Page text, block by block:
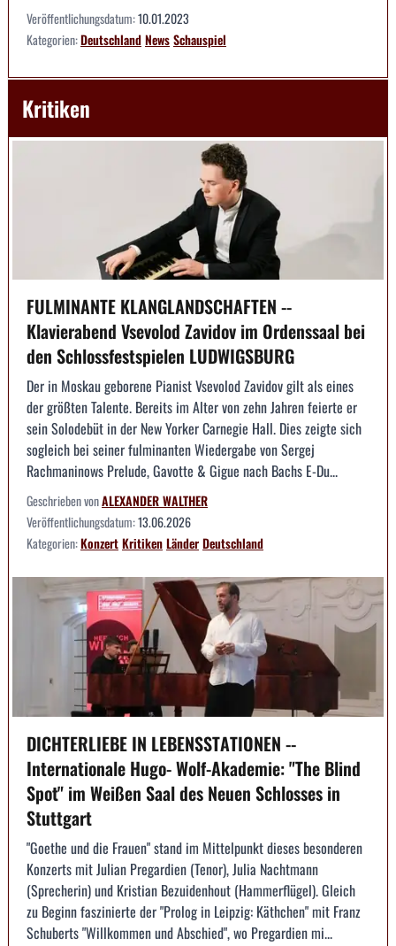
Veröffentlichungsdatum:10.01.2023
Kategorien:DeutschlandNewsSchauspiel
Kritiken
FULMINANTE KLANGLANDSCHAFTEN --
Klavierabend Vsevolod Zavidov im Ordenssaal bei
den Schlossfestspielen LUDWIGSBURG
Der in Moskau geborene Pianist Vsevolod Zavidov gilt als eines
der größten Talente. Bereits im Alter von zehn Jahren feierte er
sein Solodebüt in der New Yorker Carnegie Hall. Dies zeigte sich
sogleich bei seiner fulminanten Wiedergabe von Sergej
Rachmaninows Prelude, Gavotte & Gigue nach Bachs E-Du...
Geschrieben vonALEXANDER WALTHER
Veröffentlichungsdatum:13.06.2026
Kategorien:KonzertKritikenLänderDeutschland
DICHTERLIEBE IN LEBENSSTATIONEN --
Internationale Hugo- Wolf-Akademie: "The Blind
Spot" im Weißen Saal des Neuen Schlosses in
Stuttgart
"Goethe und die Frauen" stand im Mittelpunkt dieses besonderen
Konzerts mit Julian Pregardien (Tenor), Julia Nachtmann
(Sprecherin) und Kristian Bezuidenhout (Hammerflügel). Gleich
zu Beginn faszinierte der "Prolog in Leipzig: Käthchen" mit Franz
Schuberts "Willkommen und Abschied", wo Pregardien mi...